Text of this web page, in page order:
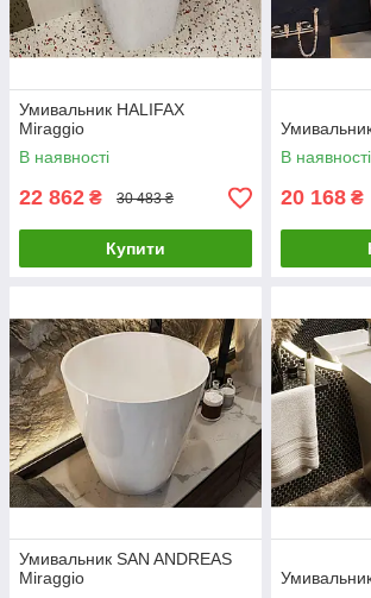
Умивальник HALIFAX
Miraggio
В наявності
22 862 ₴ 30 483 ₴
Купити
В наявності
20 168 ₴
Умивальник SAN ANDREAS
Miraggio